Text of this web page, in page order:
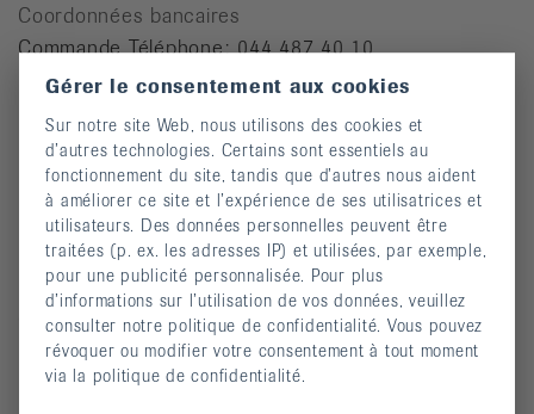
Coordonnées bancaires
Commande Téléphone: 044 487 40 10
info@rheumaliga.ch
Formulaire de contact
Univers des dons
Pour des personnes atteintes de rhumatisme
Cours
Manifestations
Gérer le consentement aux cookies
Sur notre site Web, nous utilisons des cookies et
d’autres technologies. Certains sont essentiels au
fonctionnement du site, tandis que d’autres nous aident
à améliorer ce site et l’expérience de ses utilisatrices et
utilisateurs. Des données personnelles peuvent être
traitées (p. ex. les adresses IP) et utilisées, par exemple,
pour une publicité personnalisée. Pour plus
d’informations sur l’utilisation de vos données, veuillez
consulter notre politique de confidentialité. Vous pouvez
révoquer ou modifier votre consentement à tout moment
via la politique de confidentialité.